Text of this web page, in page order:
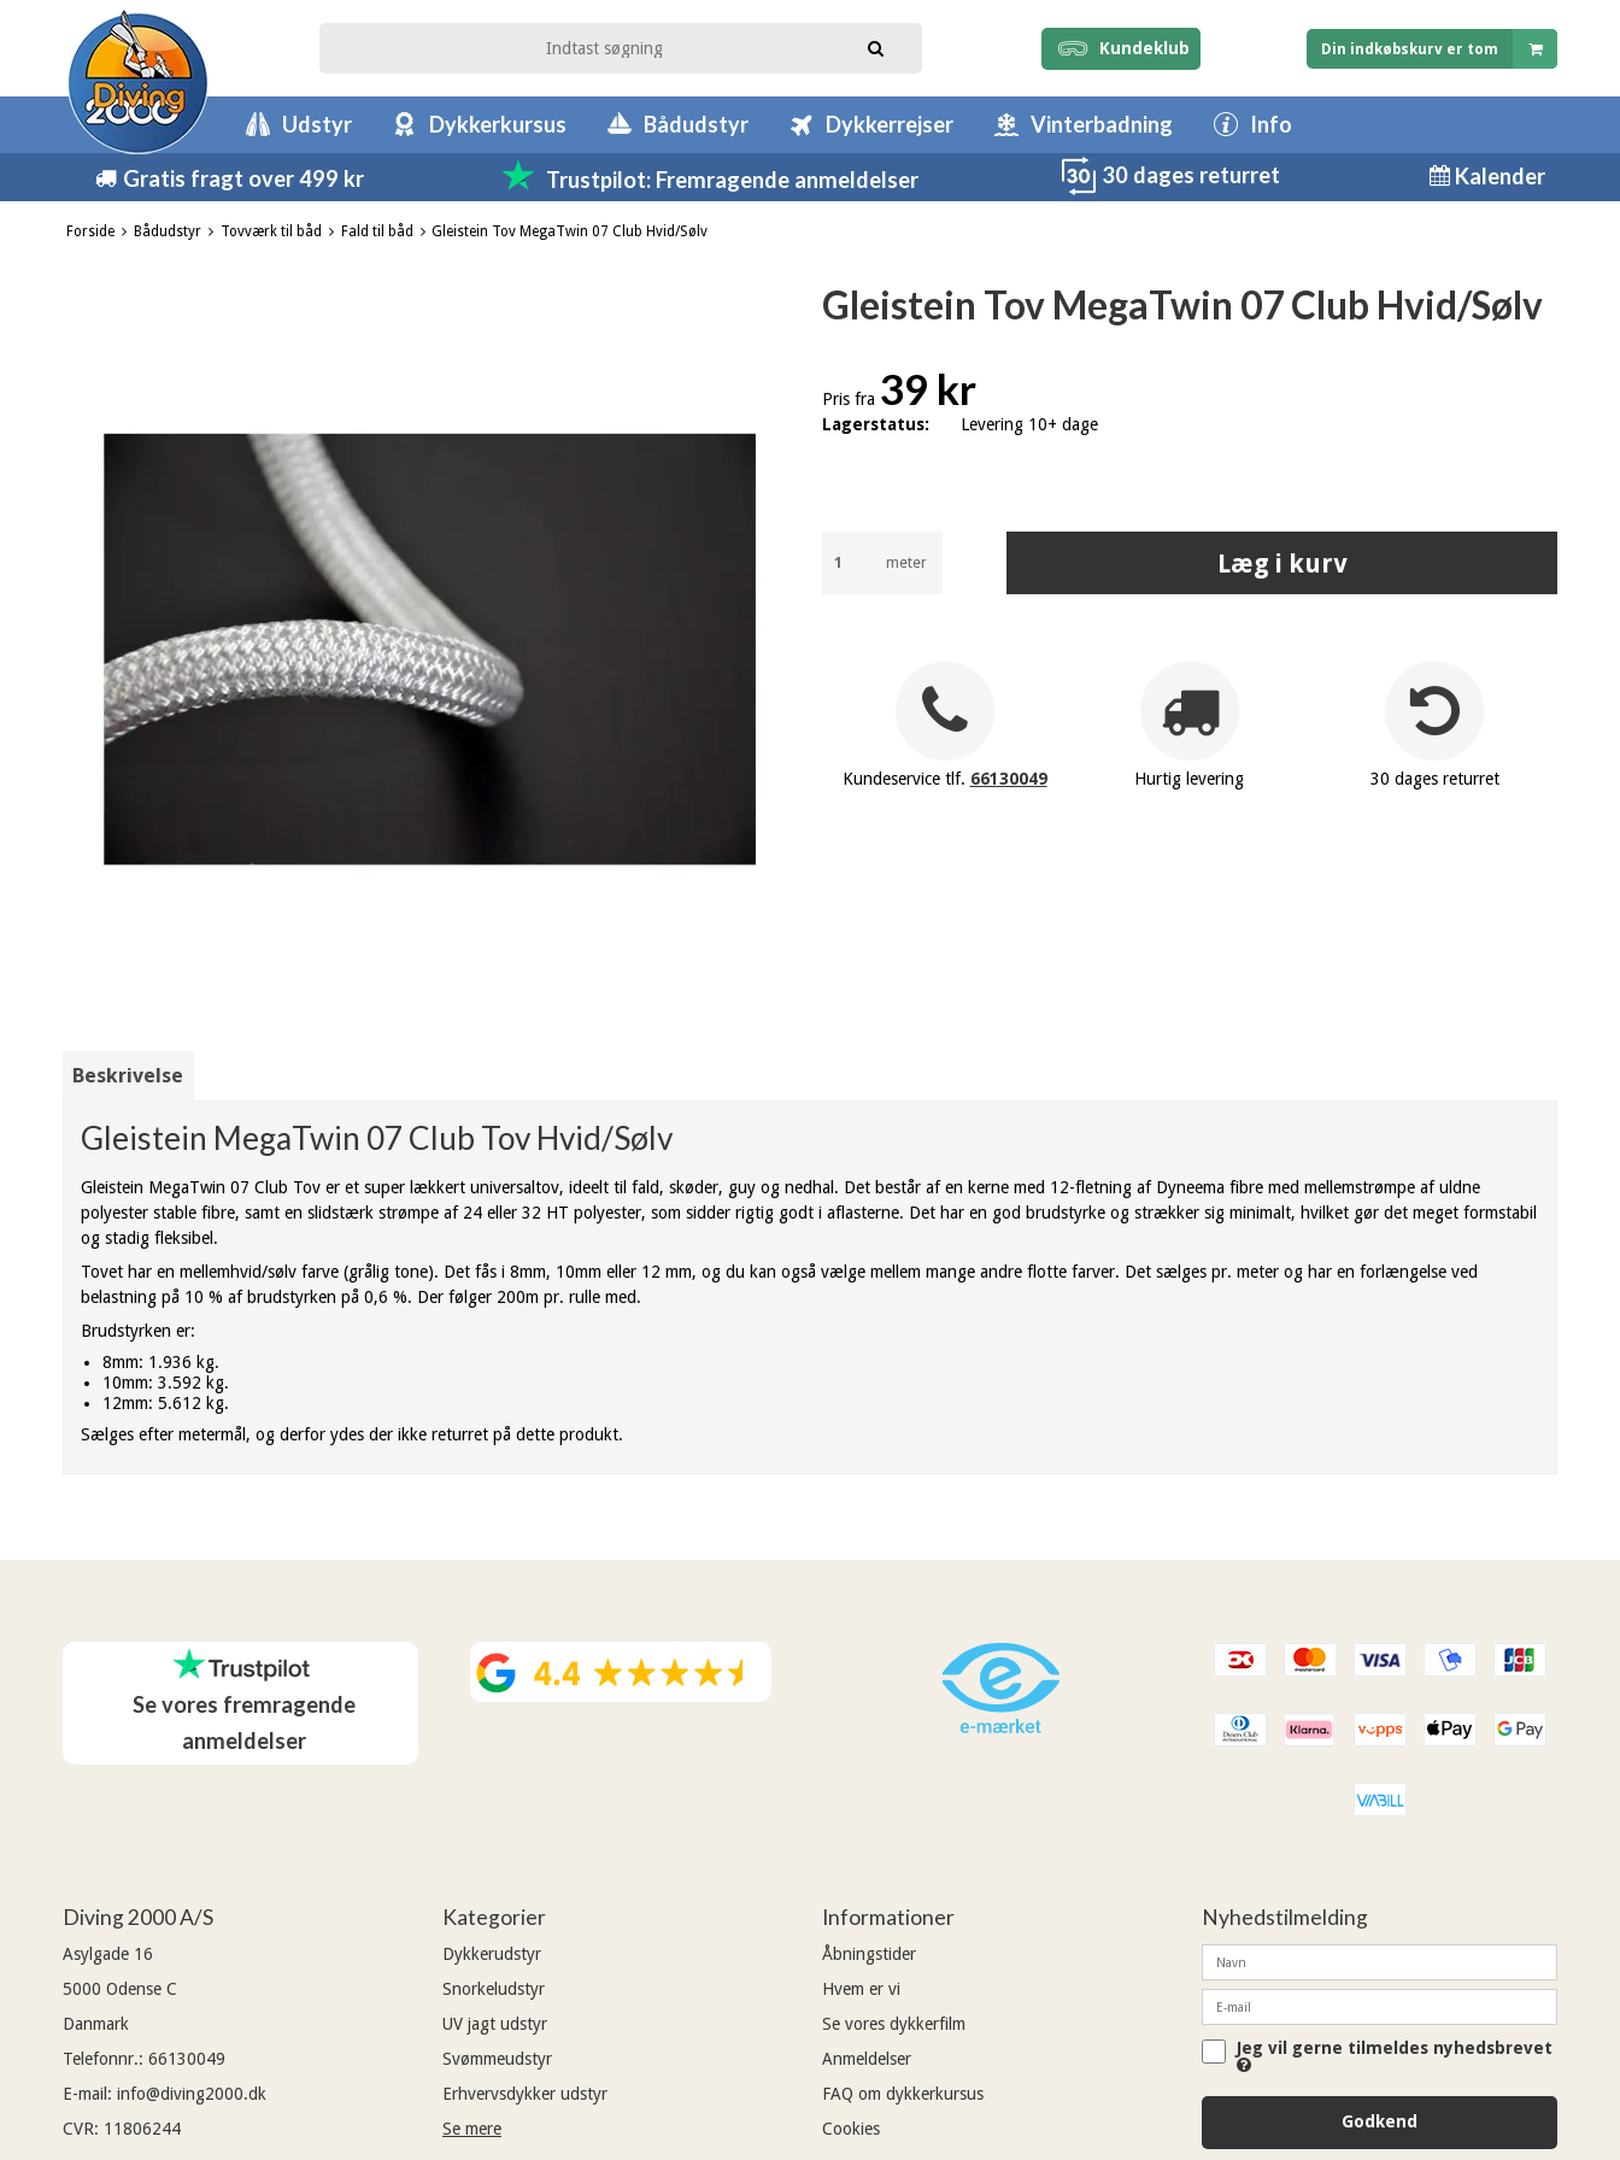
Kundeklub Din indkøbskurv er tom
Udstyr Dykkerkursus Bådudstyr Dykkerrejser Vinterbadning Info
Gratis fragt over 499 kr Trustpilot: Fremragende anmeldelser 30 dages returret Kalender
Forside Bådudstyr Tovværk til båd Fald til båd Gleistein Tov MegaTwin 07 Club Hvid/Sølv
Gleistein Tov MegaTwin 07 Club Hvid/Sølv
Pris fra 39 kr
Lagerstatus: Levering 10+ dage
meter Læg i kurv
Kundeservice tlf. 66130049 Hurtig levering 30 dages returret
Beskrivelse
Gleistein MegaTwin 07 Club Tov Hvid/Sølv
Gleistein MegaTwin 07 Club Tov er et super lækkert universaltov, ideelt til fald, skøder, guy og nedhal. Det består af en kerne med 12-fletning af Dyneema fibre med mellemstrømpe af uldne
polyester stable fibre, samt en slidstærk strømpe af 24 eller 32 HT polyester, som sidder rigtig godt i aflasterne. Det har en god brudstyrke og strækker sig minimalt, hvilket gør det meget formstabil
og stadig fleksibel.
Tovet har en mellemhvid/sølv farve (grålig tone). Det fås i 8mm, 10mm eller 12 mm, og du kan også vælge mellem mange andre flotte farver. Det sælges pr. meter og har en forlængelse ved
belastning på 10 % af brudstyrken på 0,6 %. Der følger 200m pr. rulle med.
Brudstyrken er:
8mm: 1.936 kg.
10mm: 3.592 kg.
12mm: 5.612 kg.
Sælges efter metermål, og derfor ydes der ikke returret på dette produkt.
Se vores fremragende
anmeldelser
Diving 2000 A/S
Asylgade 16
5000 Odense C
Danmark
Telefonnr.: 66130049
E-mail : info@diving2000.dk
CVR: 11806244
Kategorier
Dykkerudstyr
Snorkeludstyr
UV jagt udstyr
Svømmeudstyr
Erhvervsdykker udstyr
Se mere
Informationer
Åbningstider
Hvem er vi
Se vores dykkerfilm
Anmeldelser
FAQ om dykkerkursus
Cookies
Nyhedstilmelding
Jeg vil gerne tilmeldes nyhedsbrevet
Godkend